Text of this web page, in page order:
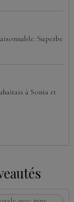
Superbe
à Sonia et